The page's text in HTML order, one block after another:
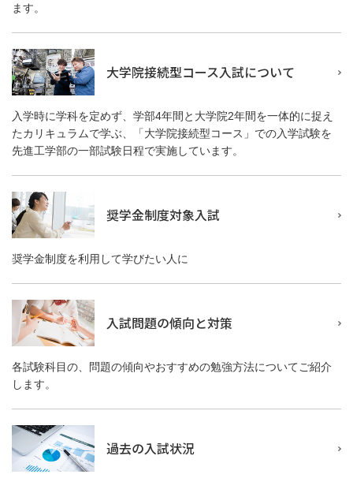
ます。
大学院接続型コース入試について
入学時に学科を定めず、学部4年間と大学院2年間を一体的に捉え
たカリキュラムで学ぶ、「大学院接続型コース」での入学試験を
先進工学部の一部試験日程で実施しています。
奨学金制度対象入試
奨学金制度を利用して学びたい人に
入試問題の傾向と対策
各試験科目の、問題の傾向やおすすめの勉強方法についてご紹介
します。
過去の入試状況